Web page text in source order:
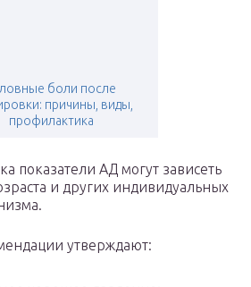
боли после
причины, виды,
профилактика
показатели АД могут зависеть
и других индивидуальных
утверждают: